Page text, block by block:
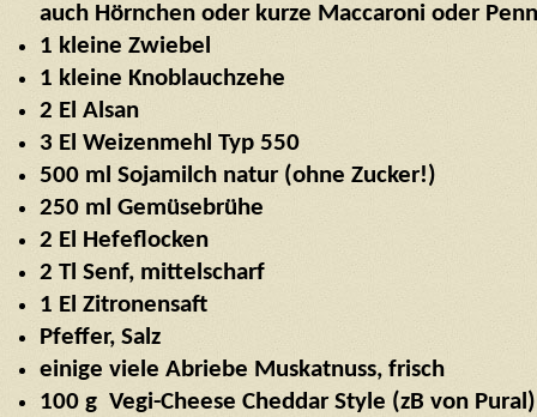
auch Hörnchen oder kurze Maccaroni oder
1 kleine Zwiebel
1 kleine Knoblauchzehe
2 El Alsan
3 El Weizenmehl Typ 550
500 ml Sojamilch natur (ohne Zucker!)
250 ml Gemüsebrühe
2 El Hefeflocken
2 Tl Senf, mittelscharf
1 El Zitronensaft
Pfeffer, Salz
einige viele Abriebe Muskatnuss, frisch
100 g Vegi-Cheese Cheddar Style (zB von Pural)